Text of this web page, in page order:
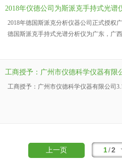
2018年仪德公司为斯派克手持式光谱
2018年德国斯派克分析仪器公司正式授权
德国斯派克手持式光谱分析仪为广东，广
工商授予：广州市仪德科学仪器有限
工商授予：广州市仪德科学仪器有限公司
上一页 1/2